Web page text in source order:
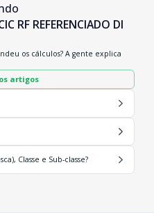
RF REFERENCIADO DI
os cálculos? A gente explica
artigos
Classe e Sub-classe?